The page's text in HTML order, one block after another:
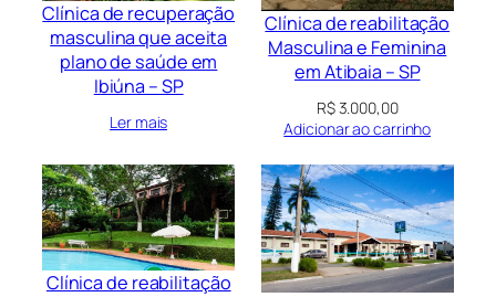
Clínica de recuperação
masculina que aceita
plano de saúde em
Ibiúna – SP
Ler mais
Clínica de reabilitação
Masculina e Feminina
em Atibaia – SP
R$3.000,00
Adicionar ao carrinho
Clínica de reabilitação